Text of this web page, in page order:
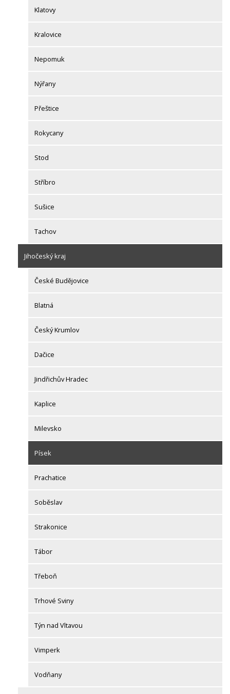
Klatovy
Kralovice
Nepomuk
Nýřany
Přeštice
Rokycany
Stod
Stříbro
Sušice
Tachov
Jihočeský kraj
České Budějovice
Blatná
Český Krumlov
Dačice
Jindřichův Hradec
Kaplice
Milevsko
Písek
Prachatice
Soběslav
Strakonice
Tábor
Třeboň
Trhové Sviny
Týn nad Vltavou
Vimperk
Vodňany